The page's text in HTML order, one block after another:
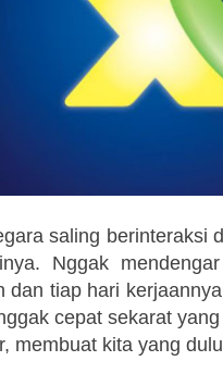
saling berinteraksi
Nggak
dan tiap hari
cepat sekarat
membuat kita yang